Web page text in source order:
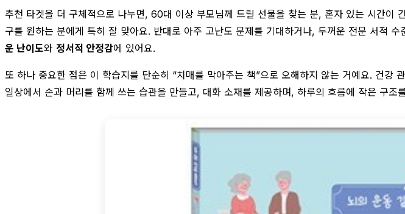
추천 타겟을 더 구체적으로 나누면, 60대 이상 부모님께 드릴 선물을 찾는 분, 혼자 있는 시간이
구를 원하는 분에게 특히 잘 맞아요. 반대로 아주 고난도 문제를 기대하거나, 두꺼운 전문 서적
운 난이도와 정서적 안정감에 있어요.
또 하나 중요한 점은 이 학습지를 단순히 “치매를 막아주는 책”으로 오해하지 않는 거예요. 건
일상에서 손과 머리를 함께 쓰는 습관을 만들고, 대화 소재를 제공하며, 하루의 흐름에 작은 구